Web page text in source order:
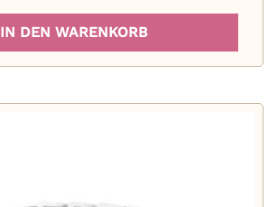
IN DEN WARENKORB